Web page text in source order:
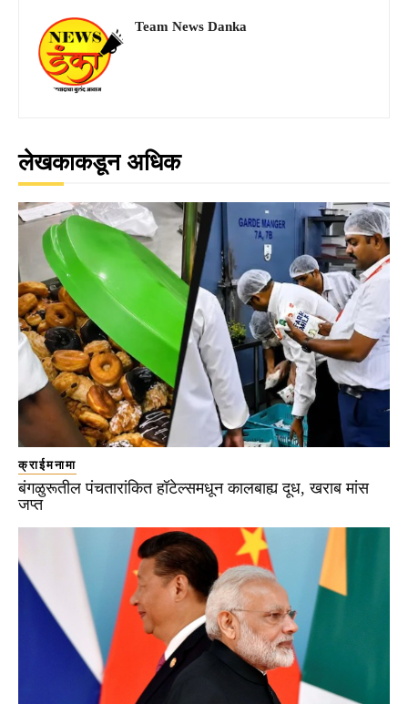
Team News Danka
लेखकाकडून अधिक
क्राईमनामा
बंगळुरूतील पंचतारांकित हॉटेल्समधून कालबाह्य दूध, खराब मांस
जप्त